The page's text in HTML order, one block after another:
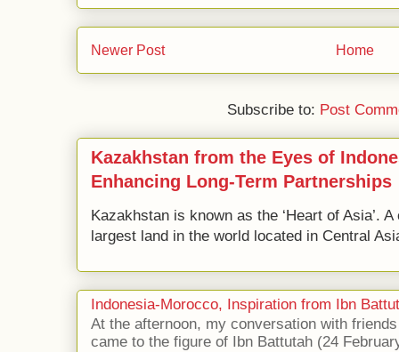
Newer Post Home
Subscribe to: Post
Kazakhstan from the Eyes of
Enhancing Long-Term Partnerships
Kazakhstan is known as the ‘Heart of Asia’.
largest land in the world located in Central
Indonesia-Morocco, Inspiration from Ibn
At the afternoon, my conversation with
came to the figure of Ibn Battutah (24